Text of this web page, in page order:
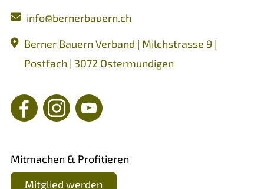
nf
b rn rb rn ch
Berner Bauern Verband | Milchstrasse 9 |
Postfach | 3072 Ostermundigen
Mitmachen & Profitieren
Mitglied werden